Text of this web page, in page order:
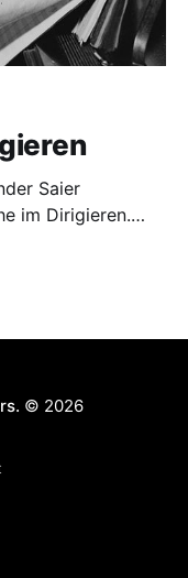
Saier
im Dirigieren.
© 2026